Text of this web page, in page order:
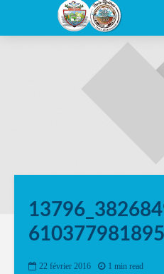
22 février 2016 1 min read